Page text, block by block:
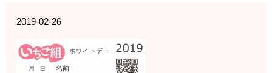
2019-02-26